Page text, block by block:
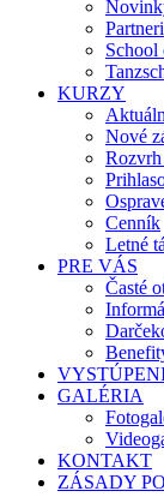
Partneri
School
KURZY
Nové
Cenník
Letné
PRE VÁS
Časté
GALÉRIA
KONTAKT
ZÁSADY